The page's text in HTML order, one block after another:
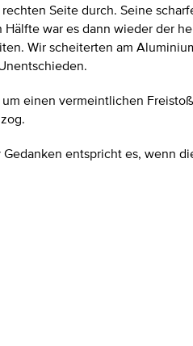
Seite durch. Seine
war es dann wieder der
Wir scheiterten am
einen vermeintlichen
entspricht es, wenn